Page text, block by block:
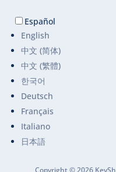
Español
English
中文 (简体)
中文 (繁體)
한국어
Deutsch
Français
Italiano
日本語
Copyright © 2026